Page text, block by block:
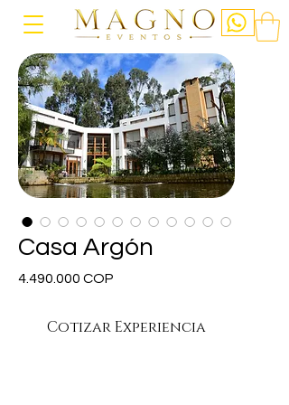
Casa Argón
4.490.000 COP
Cotizar Experiencia